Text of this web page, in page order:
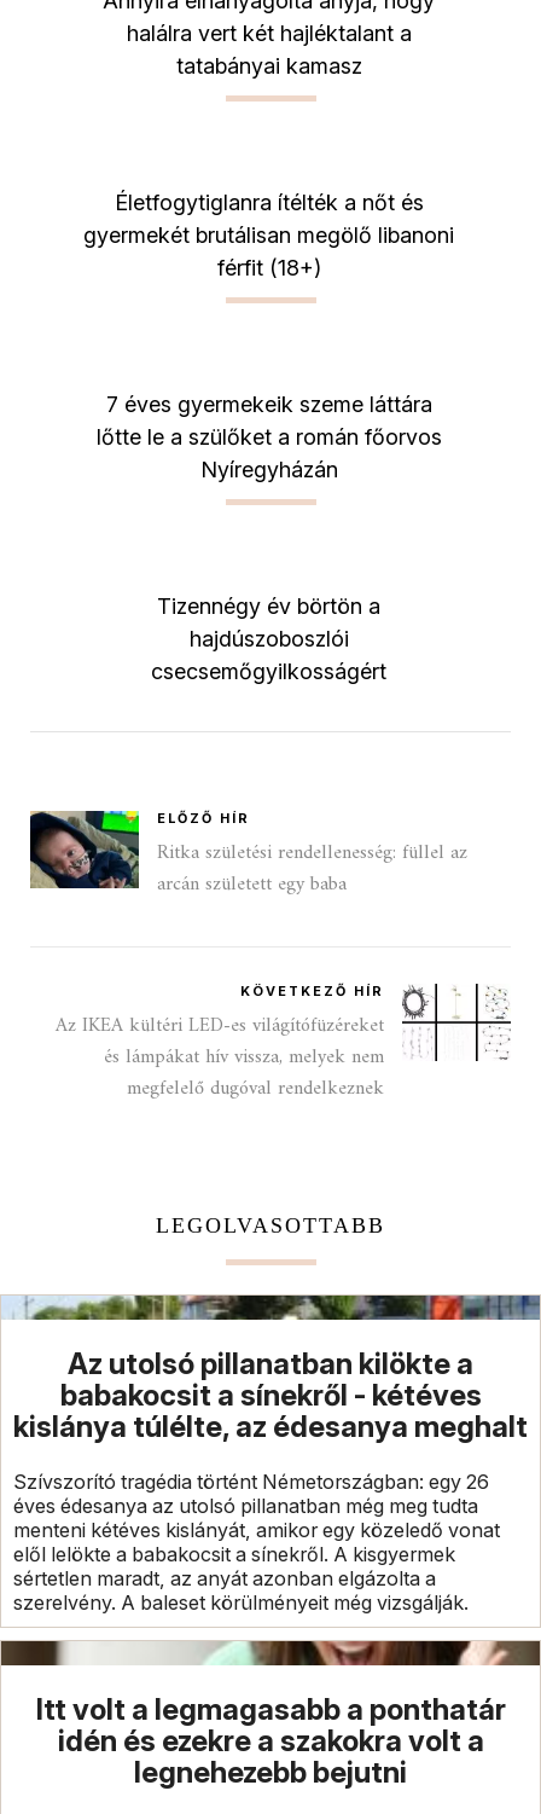
halálra vert két hajléktalant a
tatabányai kamasz
Életfogytiglanra ítélték a nőt és
gyermekét brutálisan megölő libanoni
férfit (18+)
7 éves gyermekeik szeme láttára
lőtte le a szülőket a román főorvos
Nyíregyházán
Tizennégy év börtön a
hajdúszoboszlói
csecsemőgyilkosságért
ELŐZŐ HÍR
Ritka születési rendellenesség: füllel az
arcán született egy baba
KÖVETKEZŐ HÍR
Az IKEA kültéri LED-es világítófüzéreket
és lámpákat hív vissza, melyek nem
megfelelő dugóval rendelkeznek
LEGOLVASOTTABB
Az utolsó pillanatban kilökte a
babakocsit a sínekről - kétéves
kislánya túlélte, az édesanya meghalt
Szívszorító tragédia történt Németországban: egy 26
éves édesanya az utolsó pillanatban még meg tudta
menteni kétéves kislányát, amikor egy közeledő vonat
elől lelökte a babakocsit a sínekről. A kisgyermek
sértetlen maradt, az anyát azonban elgázolta a
szerelvény. A baleset körülményeit még vizsgálják.
Itt volt a legmagasabb a ponthatár
idén és ezekre a szakokra volt a
legnehezebb bejutni